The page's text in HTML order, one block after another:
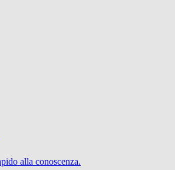
alla conoscenza.